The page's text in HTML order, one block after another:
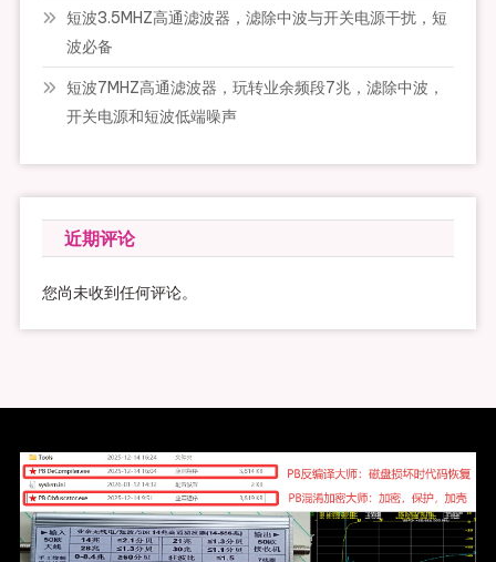
短波3.5MHZ高通滤波器，滤除中波与开关电源干扰，短
波必备
短波7MHZ高通滤波器，玩转业余频段7兆，滤除中波，
开关电源和短波低端噪声
近期评论
您尚未收到任何评论。